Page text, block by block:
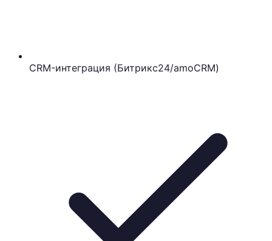
CRM-интеграция (Битрикс24/amoCRM)